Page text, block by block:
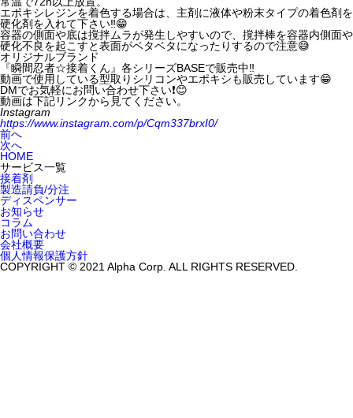
エポキシレジンを着色する場合は、主剤に液体や粉末タイプの着色剤
硬化剤を入れて下さい‼️😁
容器の側面や底は撹拌ムラが発生しやすいので、撹拌棒を容器内側面
硬化不良を起こすと表面がベタベタになったりするので注意😅
オリジナルブランド
『瞬間忍者☆接着くん』各シリーズBASEで販売中‼️
動画で使用している型取りシリコンやエポキシも販売しています😁
DMでお気軽にお問い合わせ下さい❗️😊
動画は下記リンクから見てください。
Instagram
https://www.instagram.com/p/Cqm337brxI0/
前へ
次へ
HOME
サービス一覧
接着剤
製造請負/分注
ディスペンサー
お知らせ
コラム
お問い合わせ
会社概要
個人情報保護方針
COPYRIGHT © 2021 Alpha Corp. ALL RIGHTS RESERVED.